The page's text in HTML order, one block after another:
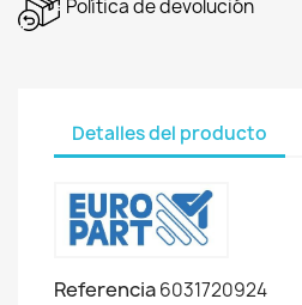
Política de devolución
Detalles del producto
Referencia6031720924